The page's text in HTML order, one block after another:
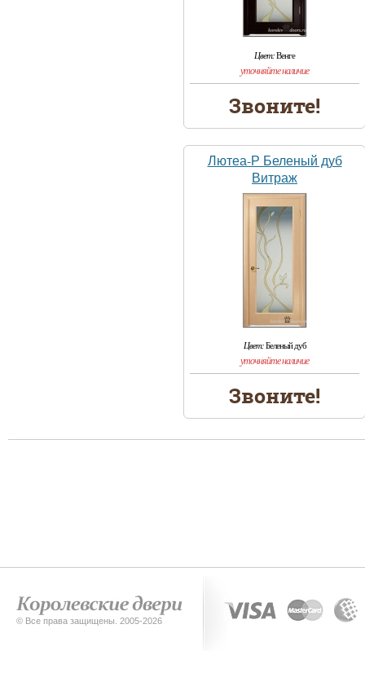
Цвет:Венге
уточняйте наличие
Звоните!
Лютеа-Р Беленый дуб
Витраж
Цвет:Беленый дуб
уточняйте наличие
Звоните!
© Все права защищены. 2005-2026